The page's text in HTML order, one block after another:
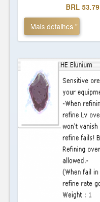
BRL 53.79
Mais detalhes "